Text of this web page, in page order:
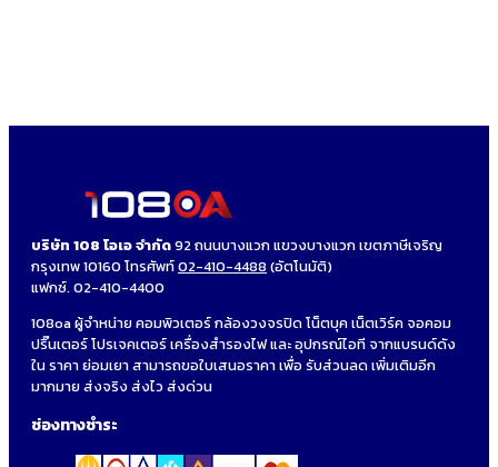
บริษัท 108 โอเอ จำกัด92 ถนนบางแวก แขวงบางแวก เขตภาษีเจริญ
กรุงเทพ 10160 โทรศัพท์02-410-4488 (อัตโนมัติ)
แฟกซ์. 02-410-4400
108oa ผู้จำหน่าย คอมพิวเตอร์ กล้องวงจรปิด โน็ตบุค เน็ตเวิร์ค จอคอม
ปริ๊นเตอร์ โปรเจคเตอร์ เครื่องสำรองไฟ และ อุปกรณ์ไอที จากแบรนด์ดัง
ใน ราคา ย่อมเยา สามารถขอใบเสนอราคา เพื่อ รับส่วนลด เพิ่มเติมอีก
มากมาย ส่งจริง ส่งไว ส่งด่วน
ช่องทางชำระ